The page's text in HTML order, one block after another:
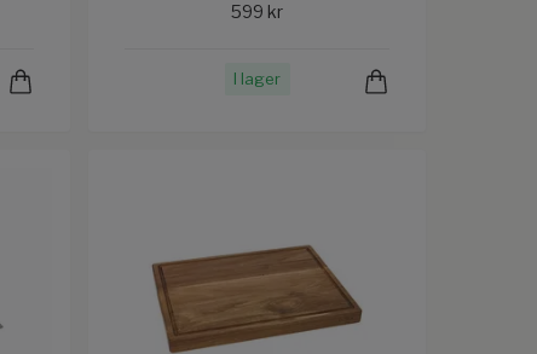
599 kr
I lager